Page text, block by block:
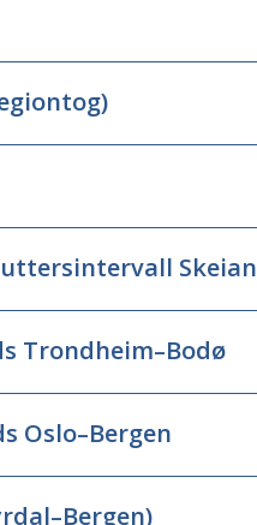
Trondheim–Bodø
Oslo–Bergen